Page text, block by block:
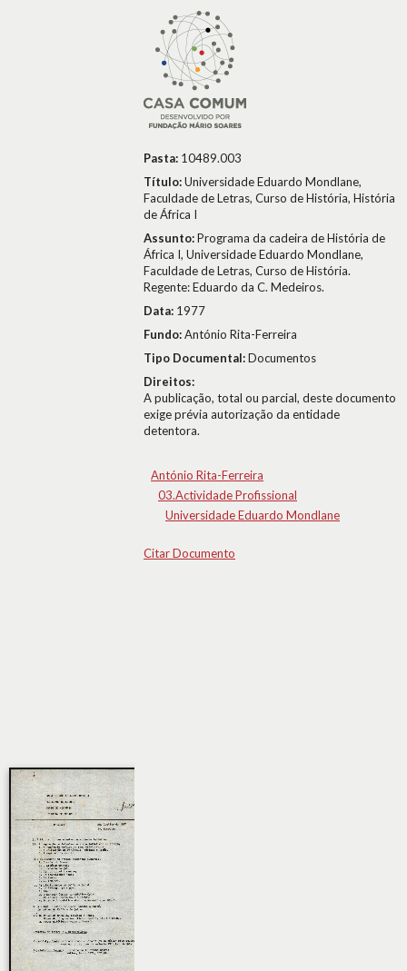
Pasta: 10489.003
Título:Universidade Eduardo Mondlane,
Faculdade de Letras, Curso de História, História
de África I
Assunto:Programa da cadeira de História de
África I, Universidade Eduardo Mondlane,
Faculdade de Letras, Curso de História.
Regente: Eduardo da C. Medeiros.
Data: 1977
Fundo:António Rita-Ferreira
Tipo Documental:Documentos
Direitos:
A publicação, total ou parcial, deste documento
exige prévia autorização da entidade
detentora.
António Rita-Ferreira
03.Actividade Profissional
Universidade Eduardo Mondlane
Citar Documento